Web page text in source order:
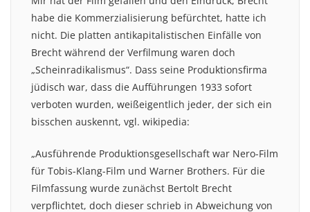
habe die Kommerzialisierung befürchtet, hatte ich
nicht. Die platten antikapitalistischen Einfälle von
Brecht während der Verfilmung waren doch
„Scheinradikalismus“. Dass seine Produktionsfirma
jüdisch war, dass die Aufführungen 1933 sofort
verboten wurden, weißeigentlich jeder, der sich ein
bisschen auskennt, vgl. wikipedia:
„Ausführende Produktionsgesellschaft war Nero-Film
für Tobis-Klang-Film und Warner Brothers. Für die
Filmfassung wurde zunächst Bertolt Brecht
verpflichtet, doch dieser schrieb in Abweichung von